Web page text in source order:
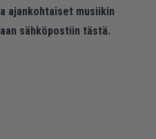
ajankohtaiset musiikin
sähköpostiin tästä.